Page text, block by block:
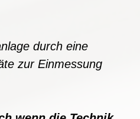
durch eine
zur Einmessung